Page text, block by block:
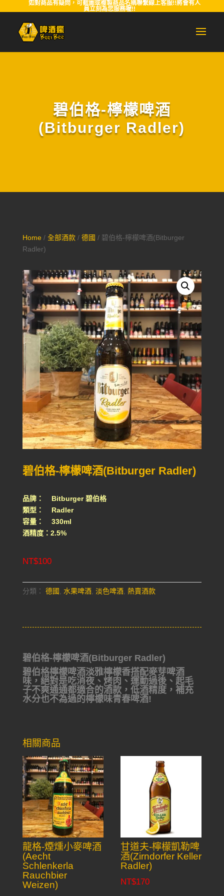
如對商品有疑問，可截圖或複製商品名稱聯繫線上客服!!將會有人
員立刻為您服務喔!!
碧伯格-檸檬啤酒
(Bitburger Radler)
Home/ 全部酒款/ 德國 / 碧伯格-檸檬啤酒(Bitburger
Radler)
碧伯格-檸檬啤酒(Bitburger Radler)
品牌： Bitburger 碧伯格
類型： Radler
容量： 330ml
酒精度：2.5%
NT$100
分類： 德國, 水果啤酒, 淡色啤酒, 熱賣酒款
碧伯格-檸檬啤酒(Bitburger Radler)
碧伯格檸檬啤酒淡雅檸檬香搭配麥芽啤酒
味，絕對是吃消夜、烤肉、運動過後、起毛
子不爽通通都適合的酒款，低酒精度，補充
水分也不為過的檸檬味青春啤酒!
相關商品
龍格-煙燻小麥啤酒
(Aecht
Schlenkerla
Rauchbier
Weizen)
甘道夫-檸檬凱勒啤
酒(Zirndorfer Keller
Radler)
NT$170